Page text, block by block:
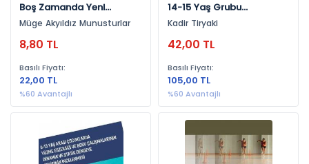
Yıllara Göre
2022 (72)
2023 (62)
2024 (49)
2021 (37)
2020 (33)
2019 (28)
Boş Zamanda Yeni
Yönelimler
Müge Akyıldız Munusturlar
8,80 TL
Basılı Fiyatı:
22,00 TL
%60 Avantajlı
14-15 Yaş Grubu
Futbolcularda Farklı
Sosyal Aktivitelerin Karar
Verme Ve Benlik Saygısı
Kadir Tiryaki
42,00 TL
Basılı Fiyatı:
105,00 TL
%60 Avantajlı